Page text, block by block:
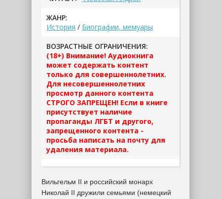
ЖАНР:
История / Биографии, мемуары
ВОЗРАСТНЫЕ ОГРАНИЧЕНИЯ:
(18+) Внимание! Аудиокнига
может содержать контент
только для совершеннолетних.
Для несовершеннолетних
просмотр данного контента
СТРОГО ЗАПРЕЩЕН! Если в книге
присутствует наличие
пропаганды ЛГБТ и другого,
запрещенного контента -
просьба написать на почту для
удаления материала.
Вильгельм II и российский монарх
Николай II дружили семьями (немецкий